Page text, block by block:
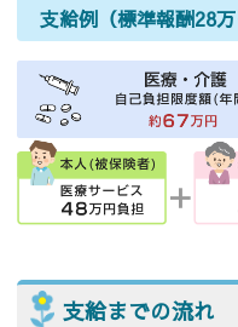
支給例（標準報酬28
支給までの流れ